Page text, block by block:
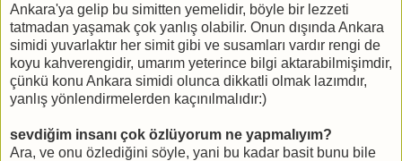
Ankara'ya gelip bu simitten yemelidir, böyle bir lezzeti
tatmadan yaşamak çok yanlış olabilir. Onun dışında Ankara
simidi yuvarlaktır her simit gibi ve susamları vardır rengi de
koyu kahverengidir, umarım yeterince bilgi aktarabilmişimdir,
çünkü konu Ankara simidi olunca dikkatli olmak lazımdır,
yanlış yönlendirmelerden kaçınılmalıdır:)
sevdiğim insanı çok özlüyorum ne yapmalıyım?
Ara, ve onu özlediğini söyle, yani bu kadar basit bunu bile